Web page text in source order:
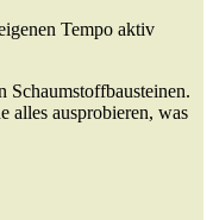
Tempo aktiv
Schaumstoffbausteinen.
alles ausprobieren, was